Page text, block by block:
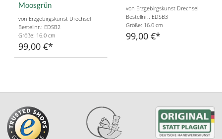
Moosgrün
von Erzgebirgskunst Drechsel
Bestellnr.: EDSB2
Größe: 16.0 cm
99,00 €
von Erzgebirgskunst Drechsel
Bestellnr.: EDSB3
Größe: 16.0 cm
99,00 €